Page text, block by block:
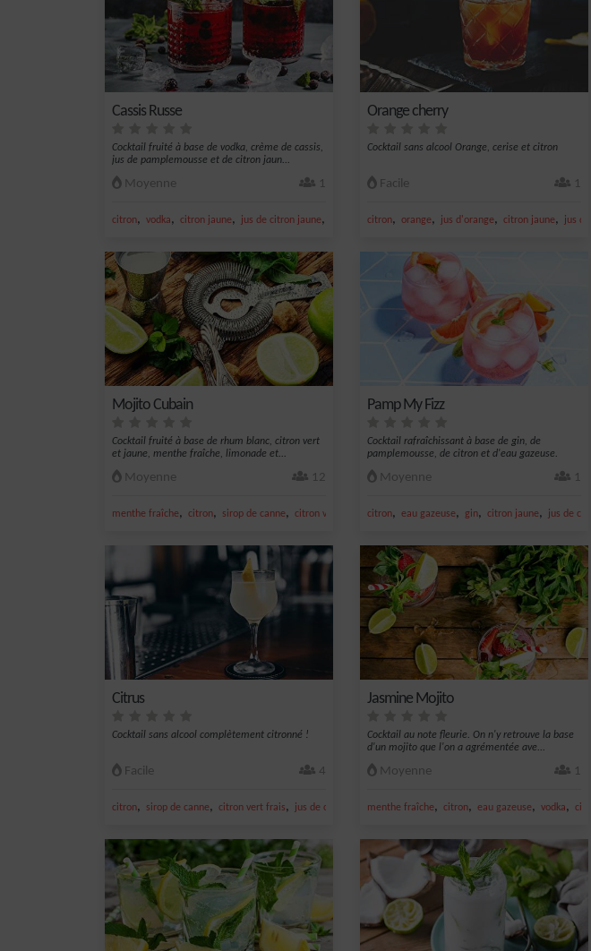
Cassis Russe
Cocktail fruité à base de vodka, crème de cassis,
jus de pamplemousse et de citron jaun...
Moyenne 1
citron, vodka, citron jaune, jus de citron jaune, citron jaune frais
Orange cherry
Cocktail sans alcool Orange, cerise et citron
Facile 1
citron, orange, jus d'orange, citron jaune, jus
Mojito Cubain
Cocktail fruité à base de rhum blanc, citron vert
et jaune, menthe fraîche, limonade et...
Moyenne 12
menthe fraîche, citron, sirop de canne, citron vert frais ,citron jaune
Pamp My Fizz
Cocktail rafraîchissant à base de gin, de
pamplemousse, de citron et d'eau gazeuse.
Moyenne 1
citron, eau gazeuse, gin, citron jaune, jus de
Citrus
Cocktail sans alcool complètement citronné !
Facile 4
citron, sirop de canne, citron vert frais, jus de citron vert ,citron jaune
Jasmine Mojito
Cocktail au note fleurie. On n'y retrouve la base
d'un mojito que l'on a agrémentée ave...
Moyenne 1
menthe fraîche, citron, eau gazeuse, vodka,